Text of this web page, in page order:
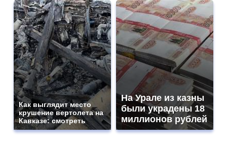
Как выглядит место
крушение вертолета на
Кавказе: смотреть
На Урале из казны
были украдены 18
миллионов рублей